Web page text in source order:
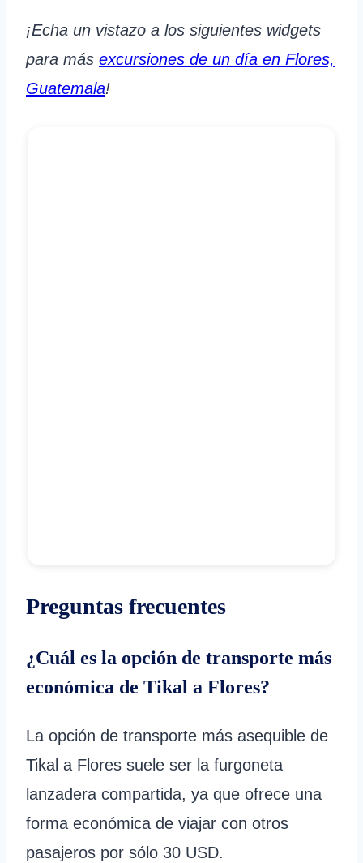
¡Echa un vistazo a los siguientes widgets
para más excursiones de un día en Flores,
Guatemala!
Preguntas frecuentes
¿Cuál es la opción de transporte más
económica de Tikal a Flores?
La opción de transporte más asequible de
Tikal a Flores suele ser la furgoneta
lanzadera compartida, ya que ofrece una
forma económica de viajar con otros
pasajeros por sólo 30 USD.